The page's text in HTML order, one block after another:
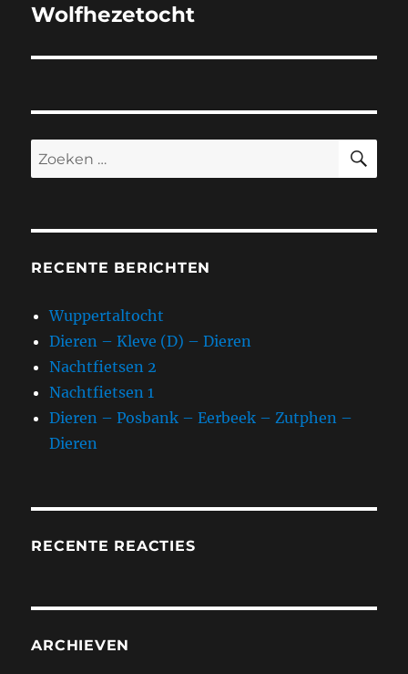
Volgend
Wolfhezetocht
Zoeken
naar:
RECENTE BERICHTEN
Wuppertaltocht
Dieren – Kleve (D) – Dieren
Nachtfietsen 2
Nachtfietsen 1
Dieren – Posbank – Eerbeek – Zutphen –
Dieren
RECENTE REACTIES
ARCHIEVEN